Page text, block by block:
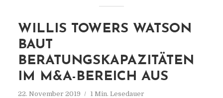
WILLIS TOWERS WATSON
BAUT
BERATUNGSKAPAZITÄTEN
IM M&A-BEREICH AUS
22. November 2019 1 Min. Lesedauer